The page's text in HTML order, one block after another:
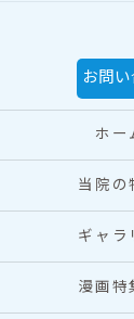
お問
ホー
当院の
ギャラ
漫画